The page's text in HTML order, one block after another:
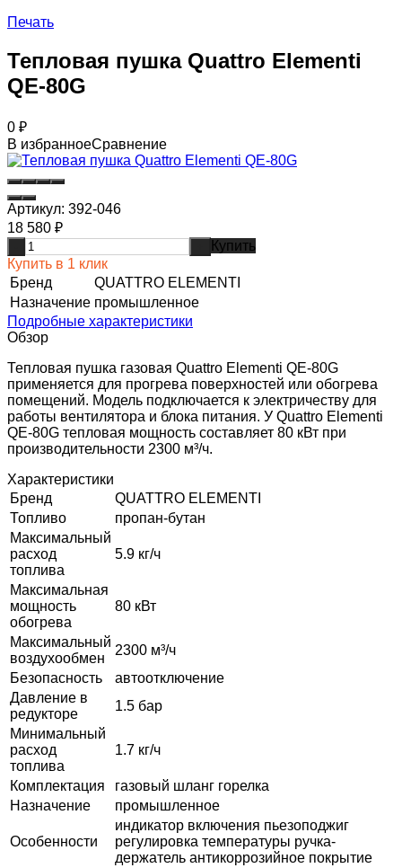
Печать
Тепловая пушка Quattro Elementi
QE-80G
0 ₽
В избранноеСравнение
Артикул: 392-046
18 580 ₽
Купить
Купить в 1 клик
Бренд
QUATTRO ELEMENTI
Назначение промышленное
Подробные характеристики
Обзор
Тепловая пушка газовая Quattro Elementi QE-80G
применяется для прогрева поверхностей или обогрева
помещений. Модель подключается к электричеству для
работы вентилятора и блока питания. У Quattro Elementi
QE-80G тепловая мощность составляет 80 кВт при
производительности 2300 м³/ч.
Характеристики
Бренд
QUATTRO ELEMENTI
Топливо
пропан-бутан
Максимальный
расход
топлива
5.9 кг/ч
Максимальная
мощность
обогрева
80 кВт
Максимальный
воздухообмен
2300 м³/ч
Безопасность
автоотключение
Давление в
редукторе
1.5 бар
Минимальный
расход
топлива
1.7 кг/ч
Комплектация
газовый шланг горелка
Назначение
промышленное
Особенности
индикатор включения пьезоподжиг
регулировка температуры ручка-
держатель антикоррозийное покрытие